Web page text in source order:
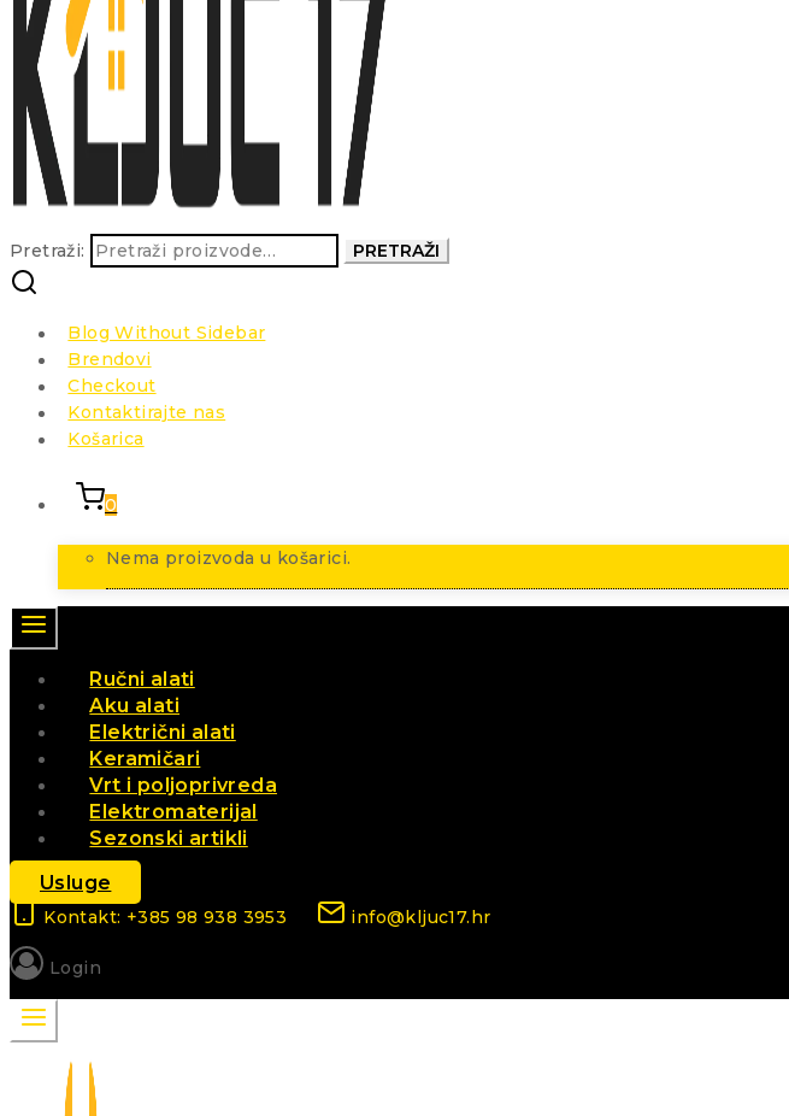
Pretraži: PRETRAŽI
Blog Without Sidebar
Brendovi
Checkout
Kontaktirajte nas
Košarica
0
Nema proizvoda u košarici.
Ručni alati
Aku alati
Električni alati
Keramičari
Vrt i poljoprivreda
Elektromaterijal
Sezonski artikli
Usluge
Kontakt: +385 98 938 3953 info@kljuc17.hr
Login